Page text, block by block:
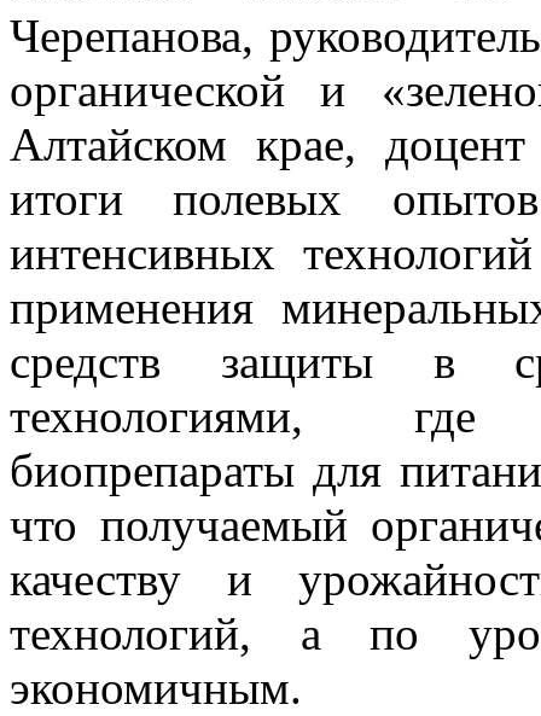
Черепанова,
органической и
Алтайском крае,
итоги полевых
интенсивных
применения
средств защиты в
технологиями, где
биопрепараты для
что получаемый
качеству и
технологий, а по
экономичным.